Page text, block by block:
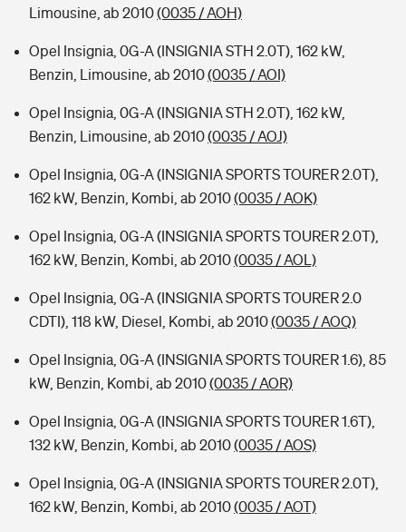
Limousine, ab 2010(0035 / AOH)
Opel Insignia, 0G-A (INSIGNIA STH 2.0T), 162 kW,
Benzin, Limousine, ab 2010(0035 / AOI)
Opel Insignia, 0G-A (INSIGNIA STH 2.0T), 162 kW,
Benzin, Limousine, ab 2010(0035 / AOJ)
Opel Insignia, 0G-A (INSIGNIA SPORTS TOURER 2.0T),
162 kW, Benzin, Kombi, ab 2010(0035 / AOK)
Opel Insignia, 0G-A (INSIGNIA SPORTS TOURER 2.0T),
162 kW, Benzin, Kombi, ab 2010(0035 / AOL)
Opel Insignia, 0G-A (INSIGNIA SPORTS TOURER 2.0
CDTI), 118 kW, Diesel, Kombi, ab 2010(0035 / AOQ)
Opel Insignia, 0G-A (INSIGNIA SPORTS TOURER 1.6), 85
kW, Benzin, Kombi, ab 2010(0035 / AOR)
Opel Insignia, 0G-A (INSIGNIA SPORTS TOURER 1.6T),
132 kW, Benzin, Kombi, ab 2010(0035 / AOS)
Opel Insignia, 0G-A (INSIGNIA SPORTS TOURER 2.0T),
162 kW, Benzin, Kombi, ab 2010(0035 / AOT)